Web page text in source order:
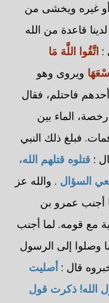
أو غيره ويخشى من
قاعدة من الله
: اتَّقُوا اللَّهَ مَا
ويروى وهو
فاحتلم، فقال
الماء بين
فبلغ ذلك النبي
: قتلوه قتلهم الله،
السؤال . والله عز
أجنب عمرو بن
مع قومه. لما أجنب
وصلوا إلى الرسول
قال : أصليت
الله! ذكرت قول